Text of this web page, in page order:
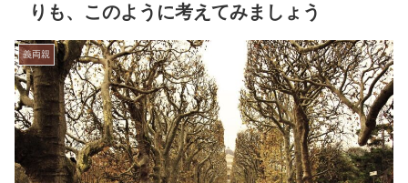
りも、このように考えてみましょう
義両親